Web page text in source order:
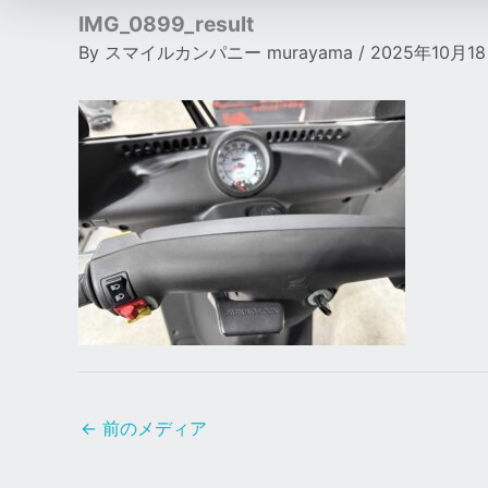
IMG_0899_result
By スマイルカンパニー murayama / 2025年10月
← 前のメディア